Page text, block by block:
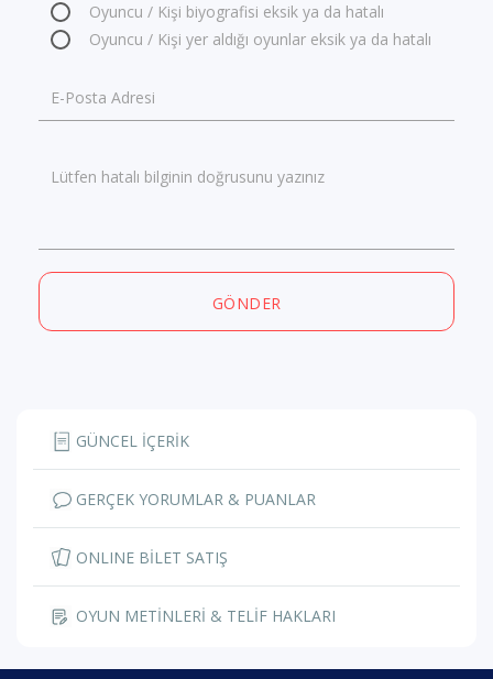
Oyuncu / Kişi biyografisi eksik ya da hatalı
Oyuncu / Kişi yer aldığı oyunlar eksik ya da hatalı
E-Posta Adresi
Lütfen hatalı bilginin doğrusunu yazınız
GÖNDER
GÜNCEL İÇERİK
GERÇEK YORUMLAR & PUANLAR
ONLINE BİLET SATIŞ
OYUN METİNLERİ & TELİF HAKLARI